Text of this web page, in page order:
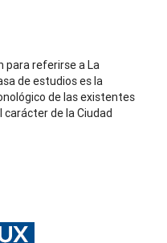
para referirse a La
de estudios es la
de las existentes
carácter de la Ciudad